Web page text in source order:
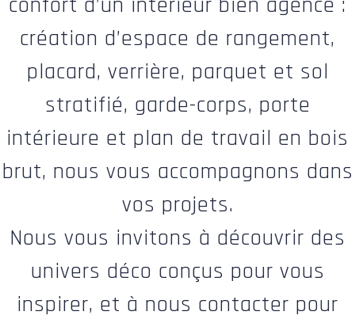
création d’espace de rangement,
placard, verrière, parquet et sol
stratifié, garde-corps, porte
intérieure et plan de travail en bois
brut, nous vous accompagnons dans
vos projets.
Nous vous invitons à découvrir des
univers déco conçus pour vous
inspirer, et à nous contacter pour